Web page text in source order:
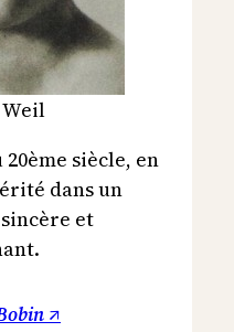
siècle, en
dans un
et
↗